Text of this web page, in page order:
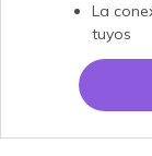
La
tuyos